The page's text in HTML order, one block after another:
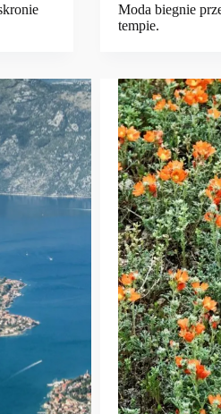
Moda biegnie
tempie.